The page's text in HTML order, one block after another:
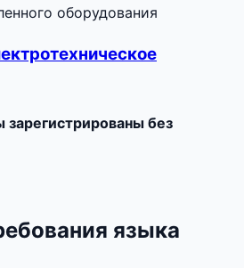
оборудования
без
языка